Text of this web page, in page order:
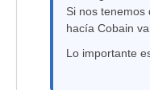
Si nos tenemos
hacía Cobain
Lo importante